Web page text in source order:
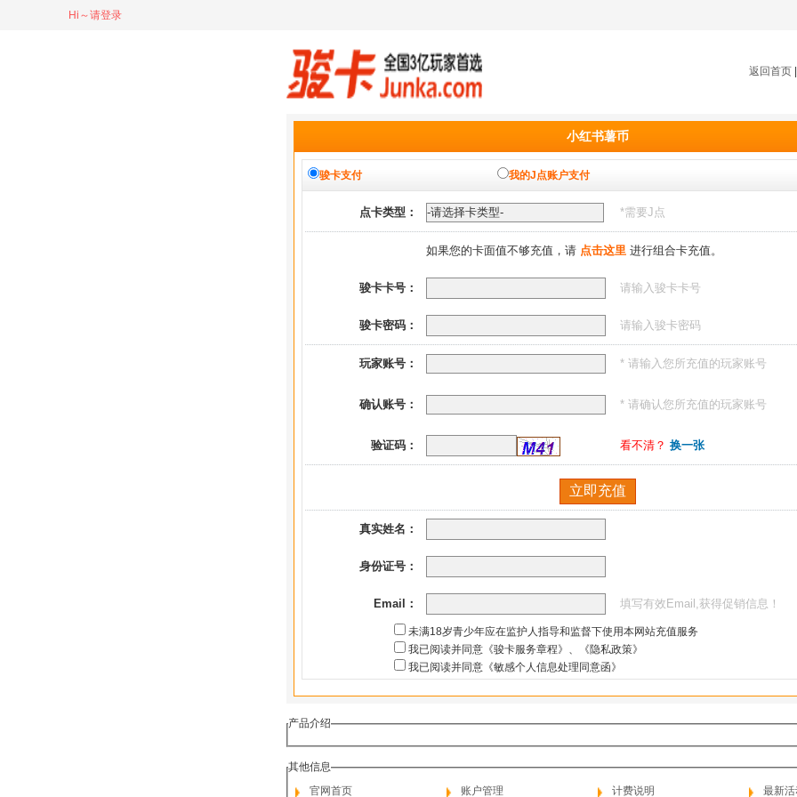
Hi～请登录
返回首页
小红书薯币
骏卡支付 我的J点账户支付
点卡类型： *需要J点
如果您的卡面值不够充值，请 点击这里 进行组合卡充值。
骏卡卡号： 请输入骏卡卡号
骏卡密码： 请输入骏卡密码
玩家账号： * 请输入您所充值的玩家账号
确认账号： * 请确认您所充值的玩家账号
验证码： 看不清？ 换一张
真实姓名：
身份证号：
Email： 填写有效Email,获得促销信息！
未满18岁青少年应在监护人指导和监督下使用本网站充值服务
我已阅读并同意《骏卡服务章程》 、
《隐私政策》
我已阅读并同意《敏感个人信息处理同意函》
产品介绍
其他信息
官网首页
账户管理 计费说明 最新